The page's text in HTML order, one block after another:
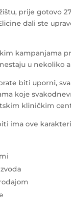
prije gotovo
dali ste
kampanjama
u nekoliko
biti uporni,
koje
kliničkim
ima ove